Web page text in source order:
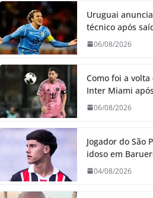
Uruguai
técnico após
06/08/2026
Como foi a
Inter Miami
06/08/2026
Jogador do São
idoso em
04/08/2026